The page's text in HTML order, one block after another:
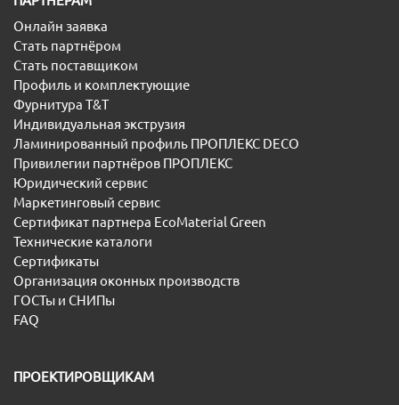
Онлайн заявка
Стать партнёром
Стать поставщиком
Профиль и комплектующие
Фурнитура T&T
Индивидуальная экструзия
Ламинированный профиль ПРОПЛЕКС DECO
Привилегии партнёров ПРОПЛЕКС
Юридический сервис
Маркетинговый сервис
Сертификат партнера EcoMaterial Green
Технические каталоги
Сертификаты
Организация оконных производств
ГОСТы и СНИПы
FAQ
ПРОЕКТИРОВЩИКАМ